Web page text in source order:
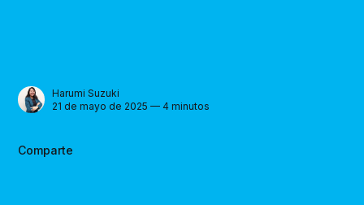
Harumi Suzuki
21 de mayo de 2025 — 4 minutos
Comparte